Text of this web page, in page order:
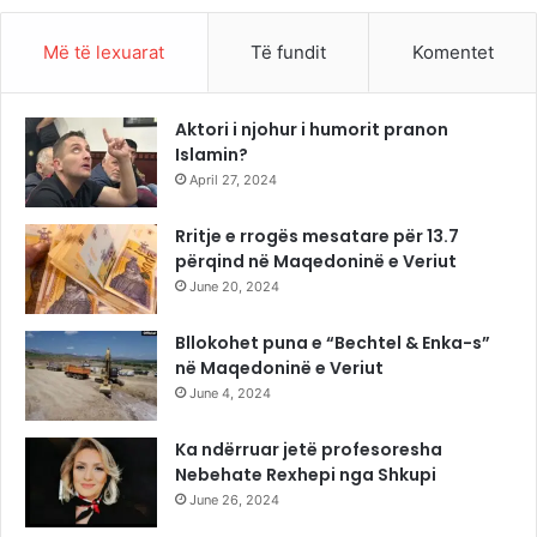
Më të lexuarat Të fundit Komentet
Aktori i njohur i humorit pranon
Islamin?
April 27, 2024
Rritje e rrogës mesatare për 13.7
përqind në Maqedoninë e Veriut
June 20, 2024
Bllokohet puna e “Bechtel & Enka-s”
në Maqedoninë e Veriut
June 4, 2024
Ka ndërruar jetë profesoresha
Nebehate Rexhepi nga Shkupi
June 26, 2024